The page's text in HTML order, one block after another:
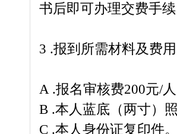
书后即可办理交费手
3 .报到所需材料及费
A .报名审核费200元/
B .本人蓝底（两寸）
C .本人身份证复印件